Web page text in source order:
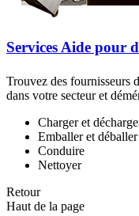
Services Aide pour
Trouvez des fournisseurs
dans votre secteur et
Charger et
Emballer et déballer
Conduire
Nettoyer
Retour
Haut de la page